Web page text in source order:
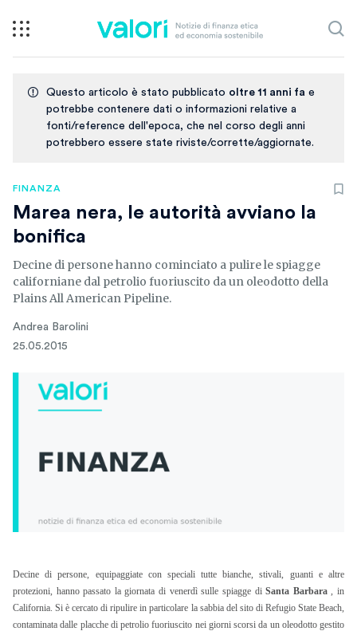
Questo articolo è stato pubblicato oltre 11 anni fa e
potrebbe contenere dati o informazioni relative a
fonti/reference dell'epoca, che nel corso degli anni
potrebbero essere state riviste/corrette/aggiornate.
FINANZA
Marea nera, le autorità avviano la
bonifica
Decine di persone hanno cominciato a pulire le spiagge
californiane dal petrolio fuoriuscito da un oleodotto della
Plains All American Pipeline.
Andrea Barolini
25.05.2015
Decine di persone, equipaggiate con speciali tutte bianche, stivali, guanti e altre
protezioni, hanno passato la giornata di venerdì sulle spiagge diSanta Barbara , in
California. Si è cercato di ripulire in particolare la sabbia del sito di Refugio State Beach,
contaminata dalle placche di petrolio fuoriuscito nei giorni scorsi da un oleodotto gestito